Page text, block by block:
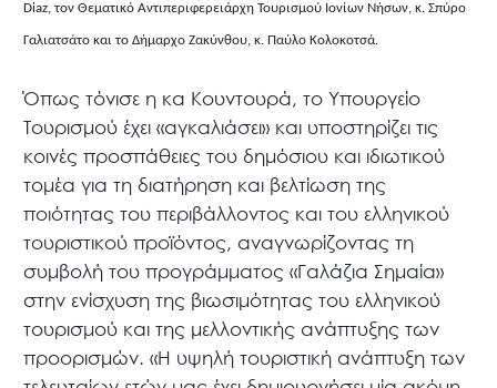
Diaz, τον Θεματικό Αντιπεριφερειάρχη Τουρισμού Ιονίων Νήσων, κ. Σπύρο
Γαλιατσάτο και το Δήμαρχο Ζακύνθου, κ. Παύλο Κολοκοτσά.
Όπως τόνισε η κα Κουντουρά, το Υπουργείο
Τουρισμού έχει «αγκαλιάσει» και υποστηρίζει τις
κοινές προσπάθειες του δημόσιου και ιδιωτικού
τομέα για τη διατήρηση και βελτίωση της
ποιότητας του περιβάλλοντος και του ελληνικού
τουριστικού προϊόντος, αναγνωρίζοντας τη
συμβολή του προγράμματος «Γαλάζια Σημαία»
στην ενίσχυση της βιωσιμότητας του ελληνικού
τουρισμού και της μελλοντικής ανάπτυξης των
προορισμών. «Η υψηλή τουριστική ανάπτυξη των